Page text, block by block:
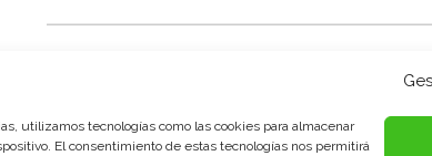
utilizamos tecnologías como las cookies para almacenar
El consentimiento de estas tecnologías nos permitirá